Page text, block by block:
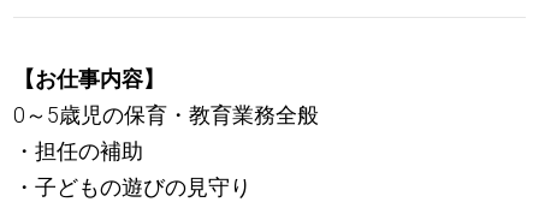
【お仕事内容】
0～5歳児の保育・教育業務全般
・担任の補助
・子どもの遊びの見守り